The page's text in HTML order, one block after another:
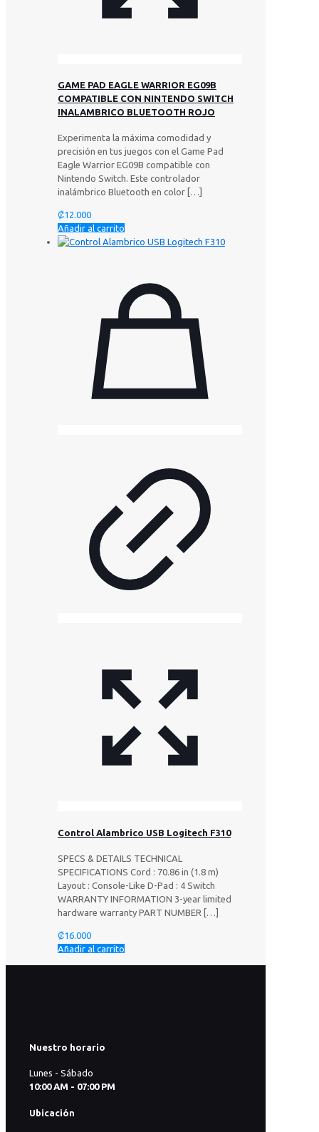
GAME PAD EAGLE WARRIOR EG09B
COMPATIBLE CON NINTENDO SWITCH
INALAMBRICO BLUETOOTH ROJO
Experimenta la máxima comodidad y
precisión en tus juegos con el Game Pad
Eagle Warrior EG09B compatible con
Nintendo Switch. Este controlador
inalámbrico Bluetooth en color […]
₡12.000
Añadir al carrito
Control Alambrico USB Logitech F310
SPECS & DETAILS TECHNICAL
SPECIFICATIONS Cord : 70.86 in (1.8 m)
Layout : Console-Like D-Pad : 4 Switch
WARRANTY INFORMATION 3-year limited
hardware warranty PART NUMBER […]
₡16.000
Añadir al carrito
Nuestro horario
Lunes - Sábado
10:00 AM - 07:00 PM
Ubicación